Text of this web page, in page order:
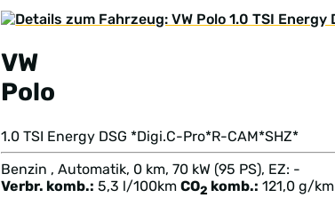
VW
Polo
1.0 TSI Energy DSG *Digi.C-Pro*R-CAM*SHZ*
Benzin , Automatik, 0 km, 70 kW (95 PS), EZ: -
Verbr. komb.: 5,3 l/100km CO2 komb.: 121,0 g/km